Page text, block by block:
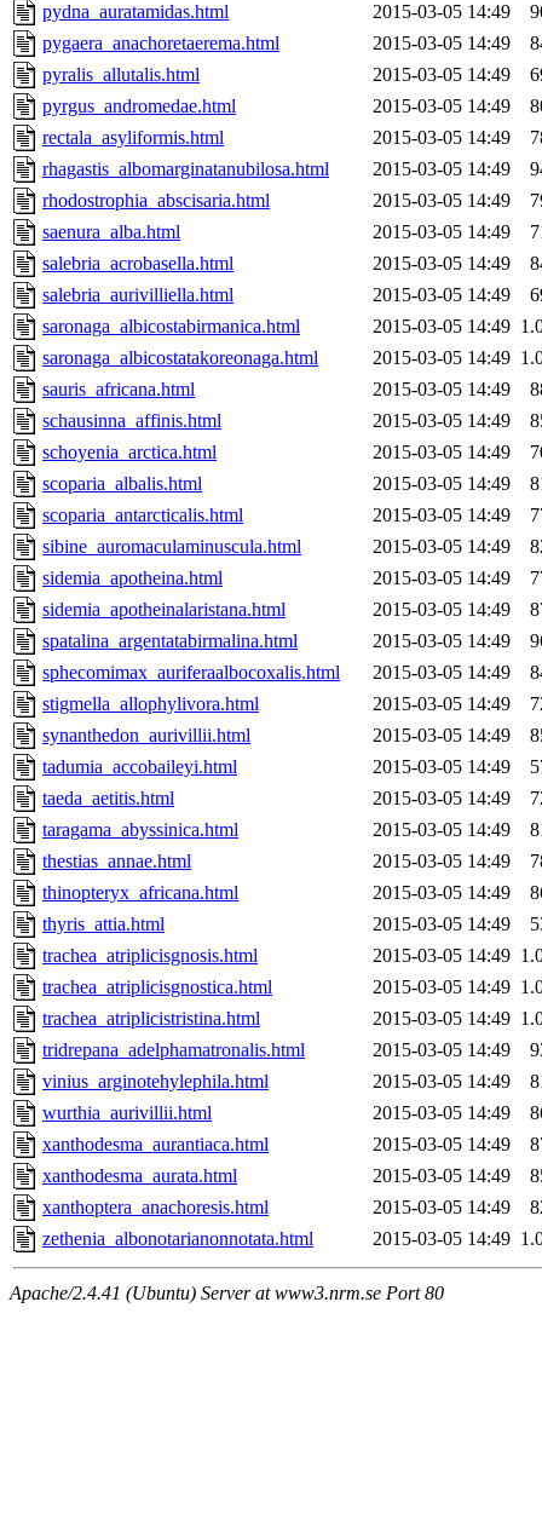
pydna_auratamidas.html
2015-03-05 14:49
pygaera_anachoretaerema.html
2015-03-05 14:49
pyralis_allutalis.html
2015-03-05 14:49
pyrgus_andromedae.html
2015-03-05 14:49
rectala_asyliformis.html
2015-03-05 14:49
rhagastis_albomarginatanubilosa.html
2015-03-05 14:49
rhodostrophia_abscisaria.html
2015-03-05 14:49
saenura_alba.html
2015-03-05 14:49
salebria_acrobasella.html
2015-03-05 14:49
salebria_aurivilliella.html
2015-03-05 14:49
saronaga_albicostabirmanica.html
2015-03-05 14:49
saronaga_albicostatakoreonaga.html
2015-03-05 14:49
sauris_africana.html
2015-03-05 14:49
schausinna_affinis.html
2015-03-05 14:49
schoyenia_arctica.html
2015-03-05 14:49
scoparia_albalis.html
2015-03-05 14:49
scoparia_antarcticalis.html
2015-03-05 14:49
sibine_auromaculaminuscula.html
2015-03-05 14:49
sidemia_apotheina.html
2015-03-05 14:49
sidemia_apotheinalaristana.html
2015-03-05 14:49
spatalina_argentatabirmalina.html
2015-03-05 14:49
sphecomimax_auriferaalbocoxalis.html
2015-03-05 14:49
stigmella_allophylivora.html
2015-03-05 14:49
synanthedon_aurivillii.html
2015-03-05 14:49
tadumia_accobaileyi.html
2015-03-05 14:49
taeda_aetitis.html
2015-03-05 14:49
taragama_abyssinica.html
2015-03-05 14:49
thestias_annae.html
2015-03-05 14:49
thinopteryx_africana.html
2015-03-05 14:49
thyris_attia.html
2015-03-05 14:49
trachea_atriplicisgnosis.html
2015-03-05 14:49
trachea_atriplicisgnostica.html
2015-03-05 14:49
trachea_atriplicistristina.html
2015-03-05 14:49
tridrepana_adelphamatronalis.html
2015-03-05 14:49
vinius_arginotehylephila.html
2015-03-05 14:49
wurthia_aurivillii.html
2015-03-05 14:49
xanthodesma_aurantiaca.html
2015-03-05 14:49
xanthodesma_aurata.html
2015-03-05 14:49
xanthoptera_anachoresis.html
2015-03-05 14:49
zethenia_albonotarianonnotata.html
2015-03-05 14:49
Apache/2.4.41 (Ubuntu) Server at www3.nrm.se Port 80